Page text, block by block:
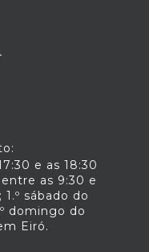
e as 18:30
entre as 9:30 e
sábado do
domingo do
Eiró.